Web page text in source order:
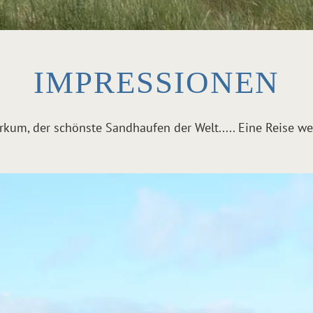
IMPRESSIONEN
der schönste Sandhaufen der Welt..... Eine Reise